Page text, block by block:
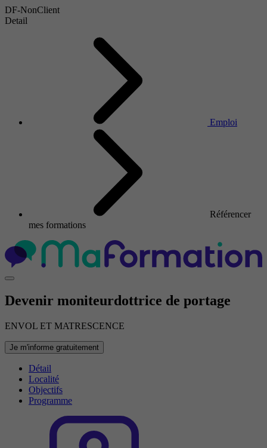
DF-NonClient
Detail
Emploi
Référencer
mes formations
Devenir moniteurdottrice de portage
ENVOL ET MATRESCENCE
Je m'informe gratuitement
Détail
Localité
Objectifs
Programme